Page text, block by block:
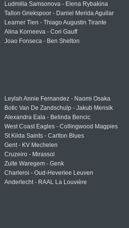
Ludmilla Samsonova - Elena Rybakina
Tallon Griekspoor - Daniel Merida Aguilar
Learner Tien - Thiago Augustin Tirante
Alina Korneeva - Cori Gauff
Joao Fonseca - Ben Shelton
Leylah Annie Fernandez - Naomi Osaka
Botic Van De Zandschulp - Jakub Mensik
Alexandra Eala - Belinda Bencic
West Coast Eagles - Collingwood Magpies
St Kilda Saints - Carlton Blues
Gent - KV Mechelen
Cruzeiro - Mirassol
Zulte Waregem - Genk
Charleroi - Oud-Heverlee Leuven
Anderlecht - RAAL La Louvière